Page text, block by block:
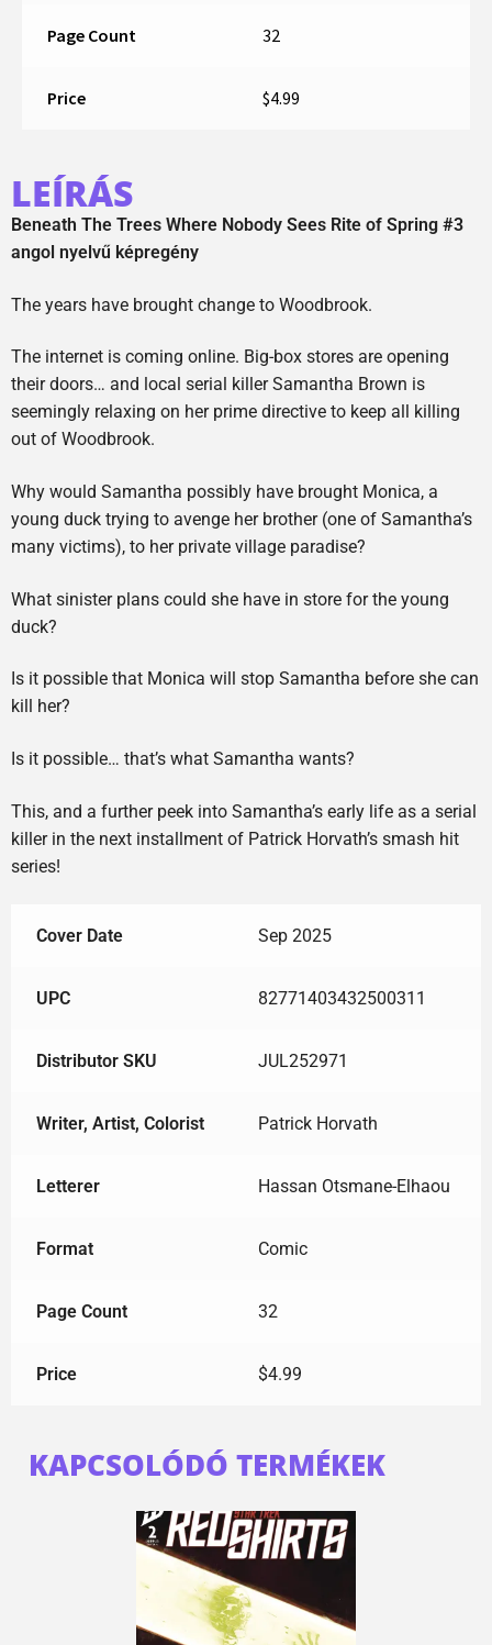
Page Count 32
Price $4.99
LEÍRÁS
Beneath The Trees Where Nobody Sees Rite of Spring #3
angol nyelvű képregény
The years have brought change to Woodbrook.
The internet is coming online. Big-box stores are opening
their doors… and local serial killer Samantha Brown is
seemingly relaxing on her prime directive to keep all killing
out of Woodbrook.
Why would Samantha possibly have brought Monica, a
young duck trying to avenge her brother (one of Samantha’s
many victims), to her private village paradise?
What sinister plans could she have in store for the young
duck?
Is it possible that Monica will stop Samantha before she can
kill her?
Is it possible… that’s what Samantha wants?
This, and a further peek into Samantha’s early life as a serial
killer in the next installment of Patrick Horvath’s smash hit
series!
Cover Date Sep 2025
UPC 82771403432500311
Distributor SKU JUL252971
Writer, Artist, Colorist Patrick Horvath
Letterer Hassan Otsmane-Elhaou
Format Comic
Page Count 32
Price $4.99
KAPCSOLÓDÓ TERMÉKEK